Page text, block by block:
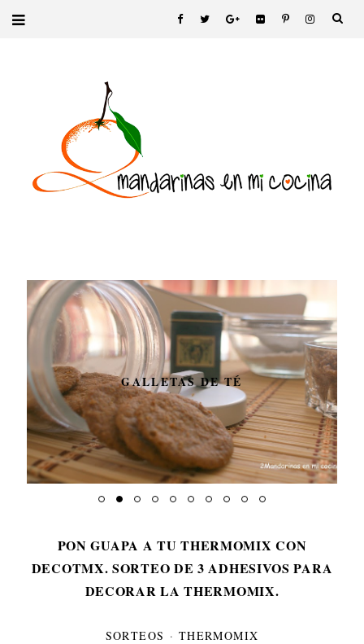
GALLETAS DE TÉ
PON GUAPA A TU THERMOMIX CON
DECOTMX. SORTEO DE 3 ADHESIVOS PARA
DECORAR LA THERMOMIX.
SORTEOS · THERMOMIX